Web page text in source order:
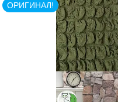
ОРИГИНАЛ!